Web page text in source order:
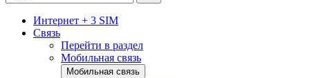
Интернет + 3 SIM
Связь
Перейти в раздел
Мобильная связь
Мобильная связь